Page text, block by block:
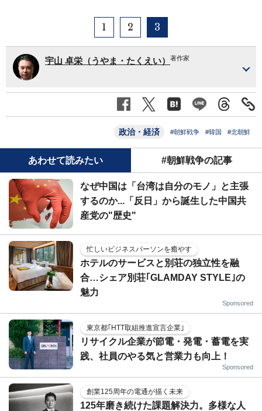
1 2 3
宇山 卓栄（うやま・たくえい） 著作家
政治・経済 #朝鮮戦争 #韓国 #北朝鮮
あわせて読みたい #朝鮮戦争の記事
なぜ中国は「台湾は自分のモノ」と主張
するのか...「反日」から誕生した中国共
産党の"歴史"
忙しいビジネスパーソンを癒やす
ホテルのサービスと別荘の独立性を融
合…シェア別荘｢GLAMDAY STYLE｣の
魅力
Sponsored
東京都｢HTT取組推進宣言企業｣
リサイクル企業が節電・発電・蓄電を実
践、社員のやる気と営業力も向上！
Sponsored
創業125周年の電通が描く未来
125年磨き続けた課題解決力。多様な人